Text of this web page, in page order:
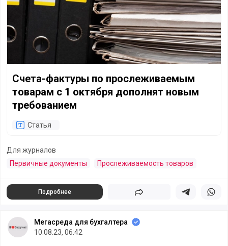
Счета-фактуры по прослеживаемым
товарам с 1 октября дополнят новым
требованием
Статья
Для журналов
Первичные документы
Прослеживаемость товаров
Подробнее Поделиться Поделиться в
Мегасреда для бухгалтера
10.08.23, 06:42